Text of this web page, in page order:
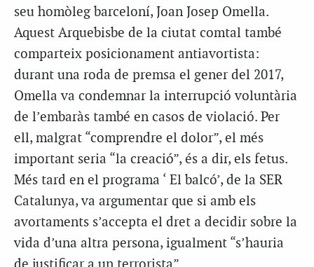
seu homòleg barceloní, Joan Josep Omella.
Aquest Arquebisbe de la ciutat comtal també
comparteix posicionament antiavortista:
durant una roda de premsa el gener del 2017,
Omella va condemnar la interrupció voluntària
de l’embaràs també en casos de violació. Per
ell, malgrat “comprendre el dolor”, el més
important seria “la creació”, és a dir, els fetus.
Més tard en el programa ‘ El balcó’, de la SER
Catalunya, va argumentar que si amb els
avortaments s’accepta el dret a decidir sobre la
vida d’una altra persona, igualment “s’hauria